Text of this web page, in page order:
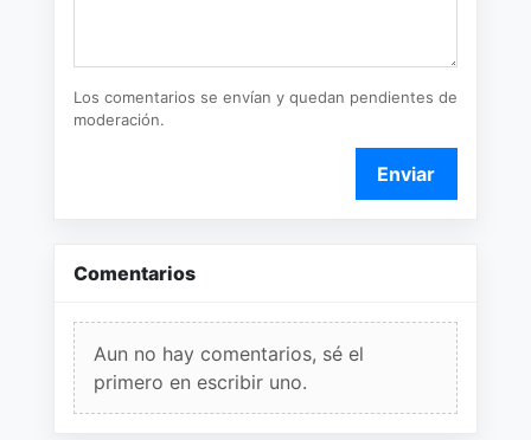
Los comentarios se envían y quedan pendientes de
moderación.
Enviar
Comentarios
Aun no hay comentarios, sé el
primero en escribir uno.